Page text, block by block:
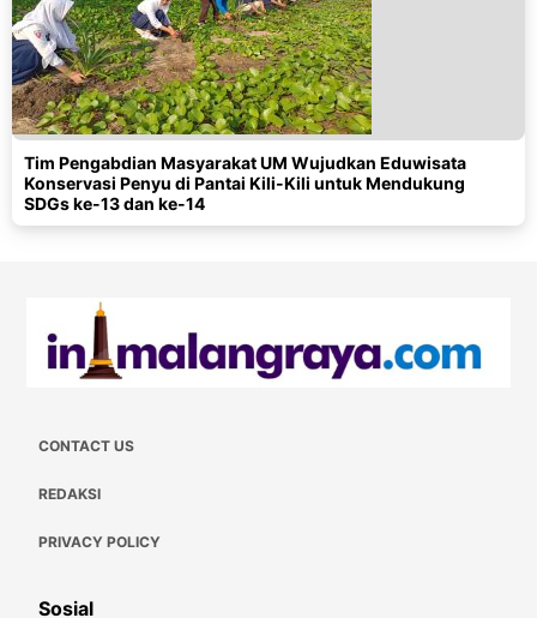
Tim Pengabdian Masyarakat UM Wujudkan Eduwisata
Konservasi Penyu di Pantai Kili-Kili untuk Mendukung
SDGs ke-13 dan ke-14
CONTACT US
REDAKSI
PRIVACY POLICY
Sosial